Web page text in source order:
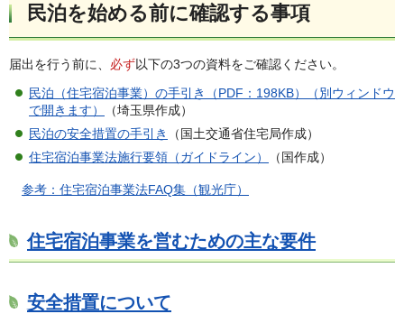
民泊を始める前に確認する事項
届出を行う前に、 必ず以下の3つの資料をご確認ください。
民泊（住宅宿泊事業）の手引き（PDF：198KB）（別ウィンドウ
で開きます）
（埼玉県作成）
民泊の安全措置の手引き
（国土交通省住宅局作成）
住宅宿泊事業法施行要領（ガイドライン）
（国作成）
参考：住宅宿泊事業法FAQ集（観光庁）
住宅宿泊事業を営むための主な要件
安全措置について